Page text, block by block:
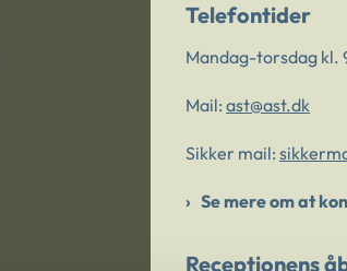
Telefontider
Mandag-torsdag kl.
Mail: ast@ast.dk
Sikker mail:
Se mere om at
Receptionens